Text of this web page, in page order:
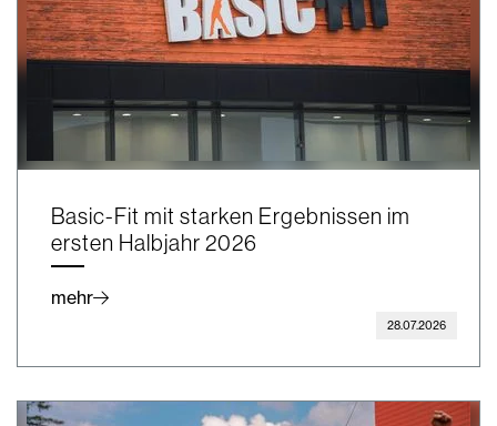
Basic-Fit mit starken Ergebnissen im
ersten Halbjahr 2026
mehr
28.07.2026